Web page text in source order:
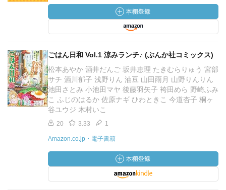
ごはん日和 Vol.1 涼みランチ♪ (ぶんか社コミックス)
松本あやか 酒井だんご 坂井恵理 たきむらりゅう 宮部
サチ 酒川郁子 浅野りん 油豆 山田雨月 山野りんりん
池田さとみ 小池田マヤ 後藤羽矢子 袴田めら 野崎ふみ
こ ふじのはるか 佐原ナギ ひわときこ 今道杏子 桐ヶ
谷ユウジ 木村いこ
20 3.33 1
Amazon.co.jp・電子書籍